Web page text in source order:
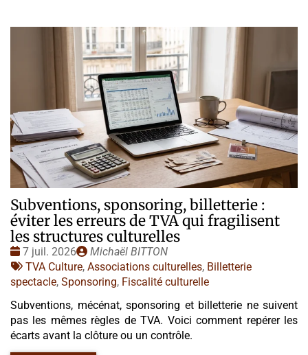
Subventions, sponsoring, billetterie :
éviter les erreurs de TVA qui fragilisent
les structures culturelles
Date
:
7 juil. 2026
Publié
par
Michaël BITTON
Tags
:
TVA Culture, Associations culturelles, Billetterie
spectacle, Sponsoring, Fiscalité culturelle
Subventions, mécénat, sponsoring et billetterie ne suivent
pas les mêmes règles de TVA. Voici comment repérer les
écarts avant la clôture ou un contrôle.